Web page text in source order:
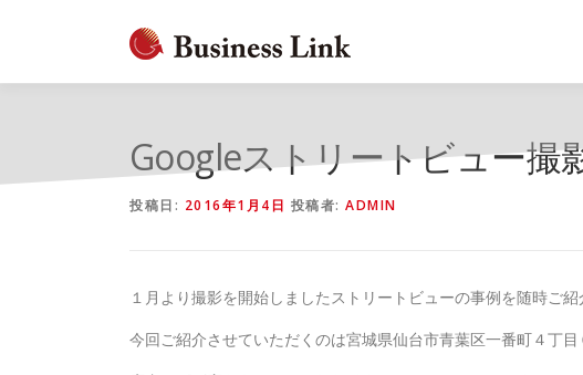
ン
キ
Googleストリートビュー撮
投稿日: 2016年1月4日 投稿者: ADMIN
１月より撮影を開始しましたストリートビューの事例を随時ご紹
今回ご紹介させていただくのは宮城県仙台市青葉区一番町４丁